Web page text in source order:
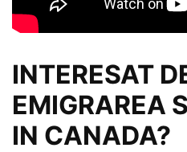
INTERESAT
EMIGRAREA
IN CANADA?